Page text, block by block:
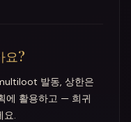
요?
발동, 상한은
에 활용하고 — 희귀
요.